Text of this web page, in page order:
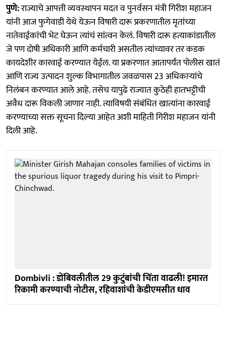
पुणे:राज्याचे आपत्ती व्यवस्थापन मदत व पुनर्वसन मंत्री गिरीश महाजन
यांनी आज फुगेवाडी येथे येऊन विषारी दारू प्रकरणातील मृतांच्या
नातेवाईकांची भेट घेऊन त्यांचं सांत्वन केलं. विषारी दारू हत्याकांडातील
जे पण दोषी अधिकारी आणि कर्मचारी असतील त्यांच्यावर तर कडक
कायदेशीर कारवाई करण्यात येईल. या प्रकरणात आतापर्यंत पोलीस खातं
आणि राज्य उत्पादन शुल्क विभागातील जवळपास 23 अधिकाऱ्यांचे
निलंबन करण्यात आले आहे. तसेच यापुढे राज्यात कुठेही हातभट्टीची
अवैध दारू विकली जाणार नाही. त्याविषयी संबंधित खात्यांना कारवाई
करण्याच्या सक्त सूचना दिल्या आहेत अशी माहिती गिरीश महाजन यांनी
दिली आहे.
Dombivli : डोंबिवलीतील 29 कुटुंबांची चिंता वाढली! इमारत
रिकामी करण्याची नोटीस, रहिवाशांची केडीएमसीत धाव